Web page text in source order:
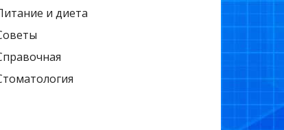
и диета